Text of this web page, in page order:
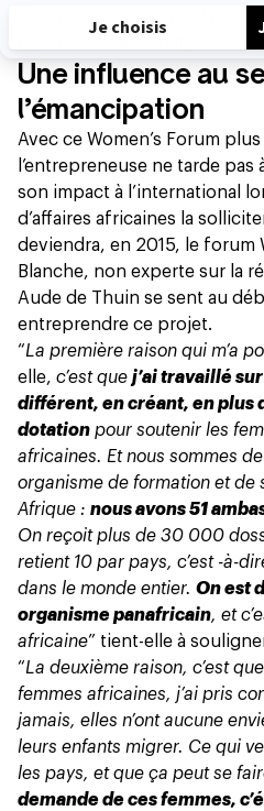
Une influence au
l’émancipation
Avec ce Women’s Forum
l’entrepreneuse ne tarde
son impact à l’international
d’affaires africaines la
deviendra, en 2015, le forum
Blanche, non experte sur la
Aude de Thuin se sent au
entreprendre ce projet.
“La première raison qui m’a
elle, c’est que j’ai travaillé
différent, en créant, en plus
dotation pour soutenir les
africaines. Et nous sommes
organisme de formation et de
Afrique : nous avons 51
On reçoit plus de 30 000
retient 10 par pays, c’est -à-
dans le monde entier. On est
organisme panafricain, et
africaine” tient-elle à
“La deuxième raison, c’est
femmes africaines, j’ai pris
jamais, elles n’ont aucune
leurs enfants migrer. Ce qui
les pays, et que ça peut se
demande de ces femmes,